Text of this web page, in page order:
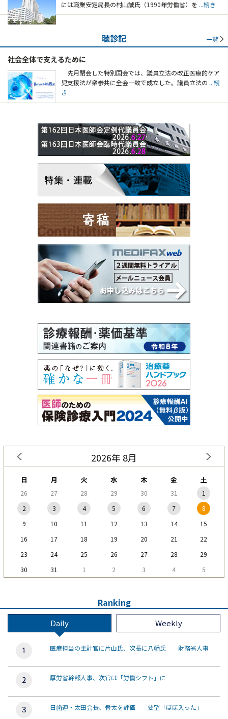
には職業安定局長の村山誠氏（1990年労働省）を ...続き
聴診記 一覧
社会全体で支えるために
先月閉会した特別国会では、議員立法の改正医療的ケア
児支援法が衆参共に全会一致で成立した。議員立法の ...続
き
2026年 8月
日 月 火 水 木 金 土
26 27 28 29 30 31
1
2
3 4 5 6 7
8
9
10 11 12 13 14
15
16
17 18 19 20 21
22
23
24 25 26 27 28
29
30
31 1 2 3 4 5
Ranking
Daily Weekly
医療担当の主計官に片山氏、次長に八幡氏 財務省人事
厚労省幹部人事、次官は「労働シフト」に
日歯連・太田会長、骨太を評価 要望「ほぼ入った」